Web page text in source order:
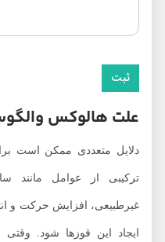
علت هالوکس
دلایل متعددی ممکن است برای
ترکیبی از عوامل مانند سابقه
غیرطبیعی، افزایش حرکت و
ایجاد این قوزها شود. وقتی